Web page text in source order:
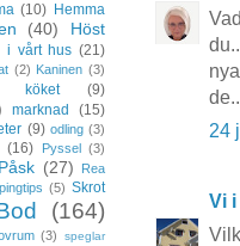
24
Vi
(10) Hemma
(40)
Höst
i vårt hus (21)
(2) Kaninen (3)
köket (9)
marknad (15)
(9) odling (3)
(16) Pyssel (3)
Påsk (27)
Rea
(5) Skrot
(164)
(3)
speglar